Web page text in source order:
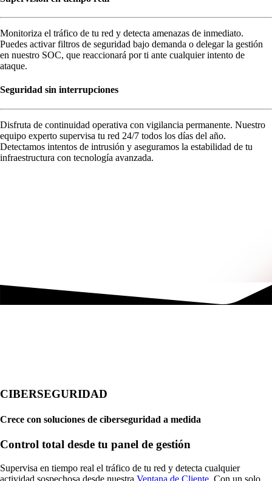
Monitoriza el tráfico de tu red y detecta amenazas de inmediato.
Puedes activar filtros de seguridad bajo demanda o delegar la gestión
en nuestro SOC, que reaccionará por ti ante cualquier intento de
ataque.
Seguridad sin interrupciones
Disfruta de continuidad operativa con vigilancia permanente. Nuestro
equipo experto supervisa tu red 24/7 todos los días del año.
Detectamos intentos de intrusión y aseguramos la estabilidad de tu
infraestructura con tecnología avanzada.
CIBERSEGURIDAD
Crece con soluciones de ciberseguridad a medida
Control total desde tu panel de gestión
Supervisa en tiempo real el tráfico de tu red y detecta cualquier
actividad sospechosa desde nuestra Ventana de Cliente . Con un solo